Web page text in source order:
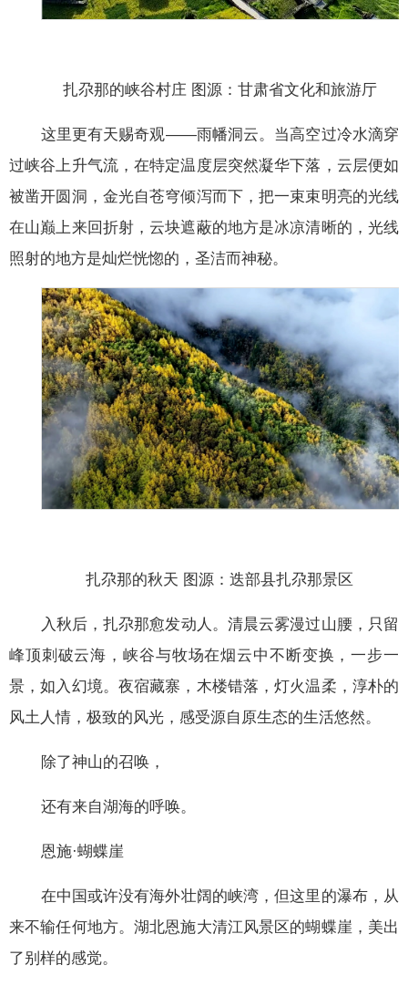
扎尕那的峡谷村庄 图源：甘肃省文化和旅游厅
这里更有天赐奇观——雨幡洞云。当高空过冷水滴穿
过峡谷上升气流，在特定温度层突然凝华下落，云层便如
被凿开圆洞，金光自苍穹倾泻而下，把一束束明亮的光线
在山巅上来回折射，云块遮蔽的地方是冰凉清晰的，光线
照射的地方是灿烂恍惚的，圣洁而神秘。
扎尕那的秋天 图源：迭部县扎尕那景区
入秋后，扎尕那愈发动人。清晨云雾漫过山腰，只留
峰顶刺破云海，峡谷与牧场在烟云中不断变换，一步一
景，如入幻境。夜宿藏寨，木楼错落，灯火温柔，淳朴的
风土人情，极致的风光，感受源自原生态的生活悠然。
除了神山的召唤，
还有来自湖海的呼唤。
恩施·蝴蝶崖
在中国或许没有海外壮阔的峡湾，但这里的瀑布，从
来不输任何地方。湖北恩施大清江风景区的蝴蝶崖，美出
了别样的感觉。